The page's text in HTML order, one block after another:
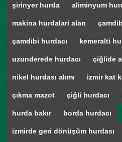
şirinyer hurda aliminyum
makina hurdalari alan
çamdibi hurdacı kemeralti
uzunderede hurdacı çiğlide
nikel hurdası alımı izmir kat
çıkma mazot çiğli hurdacı
hurda bakır borda hurdacı
izmirde geri dönüşüm hurdası